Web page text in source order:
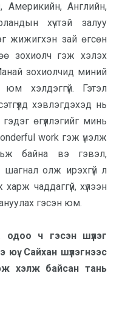
Анг­лийн,
хүчтэй залуу
жижигхэн зай өгсөн
зохиолч гэж хэлэх
зохиолчид миний
хэлдэггүй. Гэтэл
хэвлэгдэхэд нь
өгүүллэгийг минь
work гэж үнэлж
байна вэ гэвэл,
шагнал олж ирэхгүй л
чад­даггүй, хүлээн
гэсэн юм.
одоо ч гэсэн шүлэг
юү. Сайхан шүлэгнээс
хэлж байсан тань